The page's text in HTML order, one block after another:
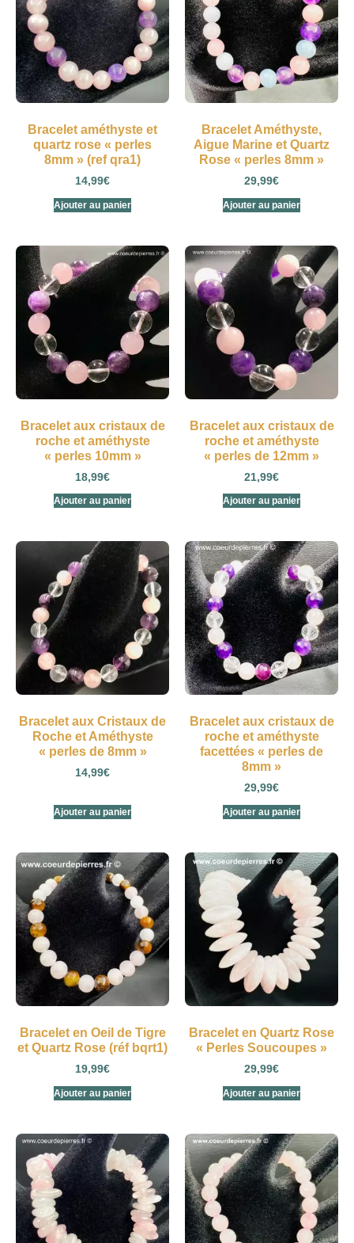
Bracelet améthyste et
quartz rose « perles
8mm » (ref qra1)
14,99€
Ajouter au panier
Bracelet Améthyste,
Aigue Marine et Quartz
Rose « perles 8mm »
29,99€
Ajouter au panier
Bracelet aux cristaux de
roche et améthyste
« perles 10mm »
18,99€
Ajouter au panier
Bracelet aux cristaux de
roche et améthyste
« perles de 12mm »
21,99€
Ajouter au panier
Bracelet aux Cristaux de
Roche et Améthyste
« perles de 8mm »
14,99€
Ajouter au panier
Bracelet aux cristaux de
roche et améthyste
facettées « perles de
8mm »
29,99€
Ajouter au panier
Bracelet en Oeil de Tigre
et Quartz Rose (réf bqrt1)
19,99€
Ajouter au panier
Bracelet en Quartz Rose
« Perles Soucoupes »
29,99€
Ajouter au panier